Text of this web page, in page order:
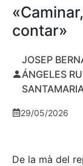
contar»
JOSEP
ÁNGELES
29/05/2026
De la mà del